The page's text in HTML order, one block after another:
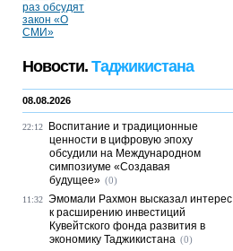
Новости. Таджикистана
08.08.2026
22:12
Воспитание и традиционные
ценности в цифровую эпоху
обсудили на Международном
симпозиуме «Создавая
будущее» (0)
11:32 Эмомали Рахмон высказал интерес
к расширению инвестиций
Кувейтского фонда развития в
экономику Таджикистана (0)